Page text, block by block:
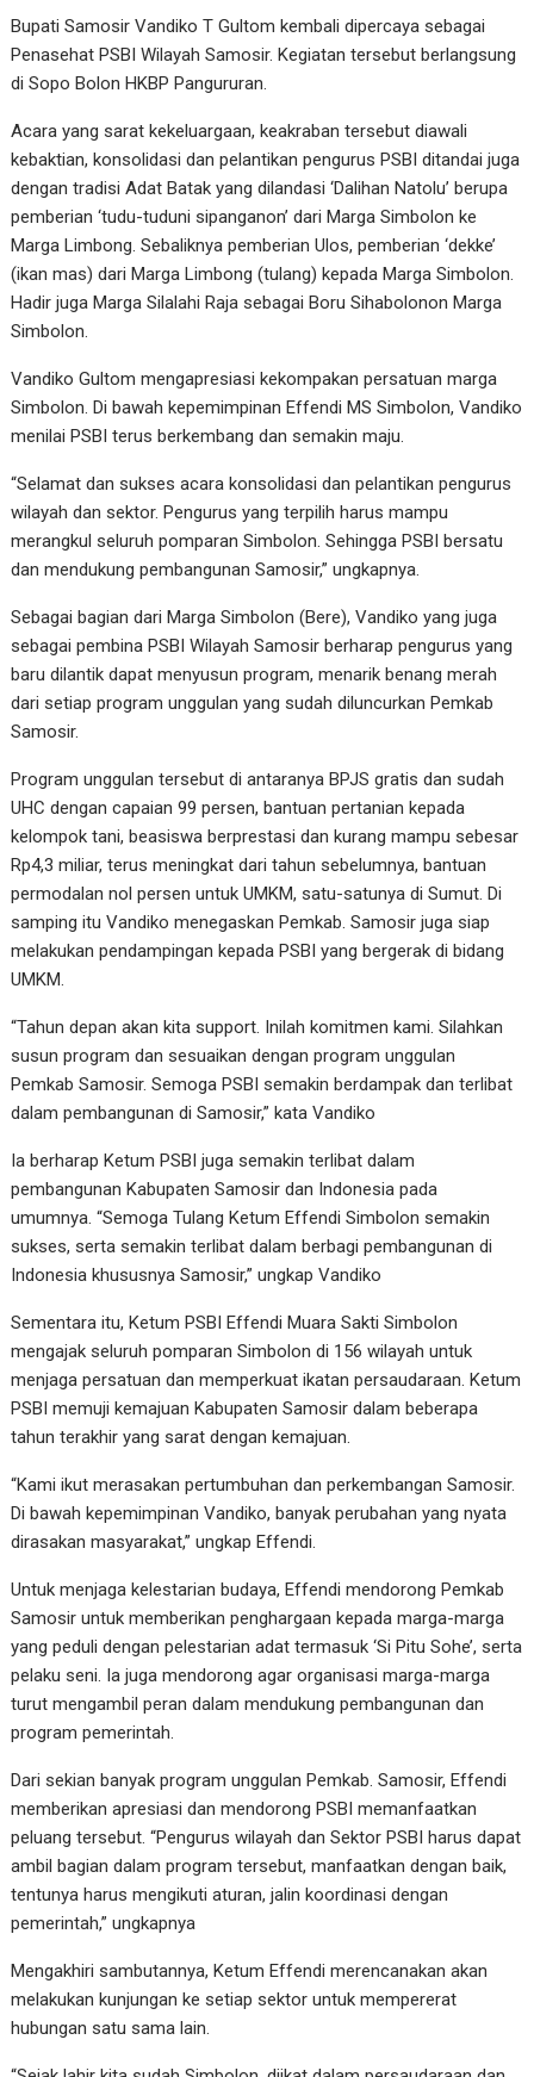
Bupati Samosir Vandiko T Gultom kembali dipercaya sebagai
Penasehat PSBI Wilayah Samosir. Kegiatan tersebut berlangsung
di Sopo Bolon HKBP Pangururan.
Acara yang sarat kekeluargaan, keakraban tersebut diawali
kebaktian, konsolidasi dan pelantikan pengurus PSBI ditandai juga
dengan tradisi Adat Batak yang dilandasi ‘Dalihan Natolu’ berupa
pemberian ‘tudu-tuduni sipanganon’ dari Marga Simbolon ke
Marga Limbong. Sebaliknya pemberian Ulos, pemberian ‘dekke’
(ikan mas) dari Marga Limbong (tulang) kepada Marga Simbolon.
Hadir juga Marga Silalahi Raja sebagai Boru Sihabolonon Marga
Simbolon.
Vandiko Gultom mengapresiasi kekompakan persatuan marga
Simbolon. Di bawah kepemimpinan Effendi MS Simbolon, Vandiko
menilai PSBI terus berkembang dan semakin maju.
“Selamat dan sukses acara konsolidasi dan pelantikan pengurus
wilayah dan sektor. Pengurus yang terpilih harus mampu
merangkul seluruh pomparan Simbolon. Sehingga PSBI bersatu
dan mendukung pembangunan Samosir,” ungkapnya.
Sebagai bagian dari Marga Simbolon (Bere), Vandiko yang juga
sebagai pembina PSBI Wilayah Samosir berharap pengurus yang
baru dilantik dapat menyusun program, menarik benang merah
dari setiap program unggulan yang sudah diluncurkan Pemkab
Samosir.
Program unggulan tersebut di antaranya BPJS gratis dan sudah
UHC dengan capaian 99 persen, bantuan pertanian kepada
kelompok tani, beasiswa berprestasi dan kurang mampu sebesar
Rp4,3 miliar, terus meningkat dari tahun sebelumnya, bantuan
permodalan nol persen untuk UMKM, satu-satunya di Sumut. Di
samping itu Vandiko menegaskan Pemkab. Samosir juga siap
melakukan pendampingan kepada PSBI yang bergerak di bidang
UMKM.
“Tahun depan akan kita support. Inilah komitmen kami. Silahkan
susun program dan sesuaikan dengan program unggulan
Pemkab Samosir. Semoga PSBI semakin berdampak dan terlibat
dalam pembangunan di Samosir,” kata Vandiko
Ia berharap Ketum PSBI juga semakin terlibat dalam
pembangunan Kabupaten Samosir dan Indonesia pada
umumnya. “Semoga Tulang Ketum Effendi Simbolon semakin
sukses, serta semakin terlibat dalam berbagi pembangunan di
Indonesia khususnya Samosir,” ungkap Vandiko
Sementara itu, Ketum PSBI Effendi Muara Sakti Simbolon
mengajak seluruh pomparan Simbolon di 156 wilayah untuk
menjaga persatuan dan memperkuat ikatan persaudaraan. Ketum
PSBI memuji kemajuan Kabupaten Samosir dalam beberapa
tahun terakhir yang sarat dengan kemajuan.
“Kami ikut merasakan pertumbuhan dan perkembangan Samosir.
Di bawah kepemimpinan Vandiko, banyak perubahan yang nyata
dirasakan masyarakat,” ungkap Effendi.
Untuk menjaga kelestarian budaya, Effendi mendorong Pemkab
Samosir untuk memberikan penghargaan kepada marga-marga
yang peduli dengan pelestarian adat termasuk ‘Si Pitu Sohe’, serta
pelaku seni. Ia juga mendorong agar organisasi marga-marga
turut mengambil peran dalam mendukung pembangunan dan
program pemerintah.
Dari sekian banyak program unggulan Pemkab. Samosir, Effendi
memberikan apresiasi dan mendorong PSBI memanfaatkan
peluang tersebut. “Pengurus wilayah dan Sektor PSBI harus dapat
ambil bagian dalam program tersebut, manfaatkan dengan baik,
tentunya harus mengikuti aturan, jalin koordinasi dengan
pemerintah,” ungkapnya
Mengakhiri sambutannya, Ketum Effendi merencanakan akan
melakukan kunjungan ke setiap sektor untuk mempererat
hubungan satu sama lain.